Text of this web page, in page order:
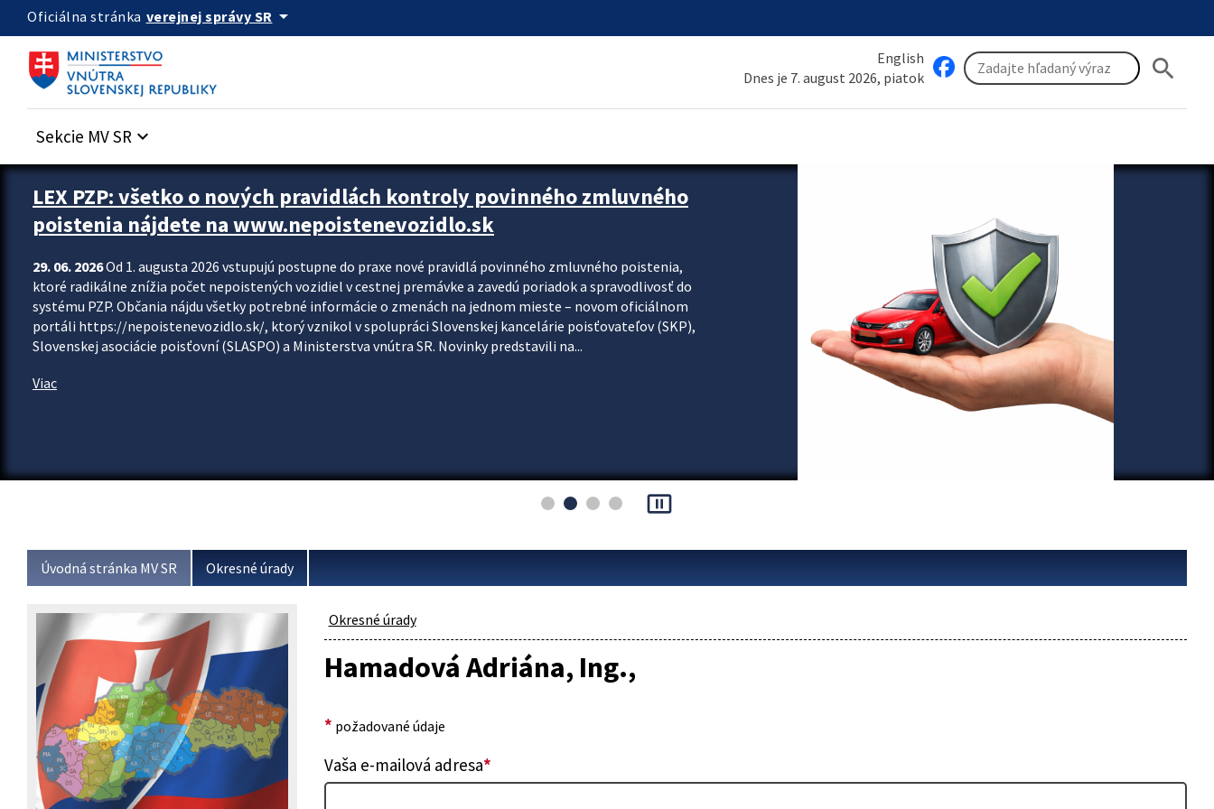
Preskocit na hlavný obsah
Oficiálna stránka verejnej správy SR arrow_drop_down
English
Dnes je 7. august 2026, piatok
search
Sekcie MV SR keyboard_arrow_down
Zastavit automatický posun upútavok
LEX PZP: všetko o nových pravidlách kontroly povinného zmluvného
poistenia nájdete na www.nepoistenevozidlo.sk
29. 06. 2026Od 1. augusta 2026 vstupujú postupne do praxe nové pravidlá povinného zmluvného poistenia,
ktoré radikálne znížia počet nepoistených vozidiel v cestnej premávke a zavedú poriadok a spravodlivosť do
systému PZP. Občania nájdu všetky potrebné informácie o zmenách na jednom mieste – novom oficiálnom
portáli https://nepoistenevozidlo.sk/, ktorý vznikol v spolupráci Slovenskej kancelárie poisťovateľov (SKP),
Slovenskej asociácie poisťovní (SLASPO) a Ministerstva vnútra SR. Novinky predstavili na...
Viac
pause_presentation
Úvodná stránka MV SR Okresné úrady
Okresné úrady
Hamadová Adriána, Ing.,
* požadované údaje
Vaša e-mailová adresa*